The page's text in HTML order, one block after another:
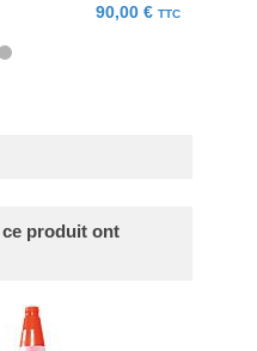
90,00 € TTC
produit ont